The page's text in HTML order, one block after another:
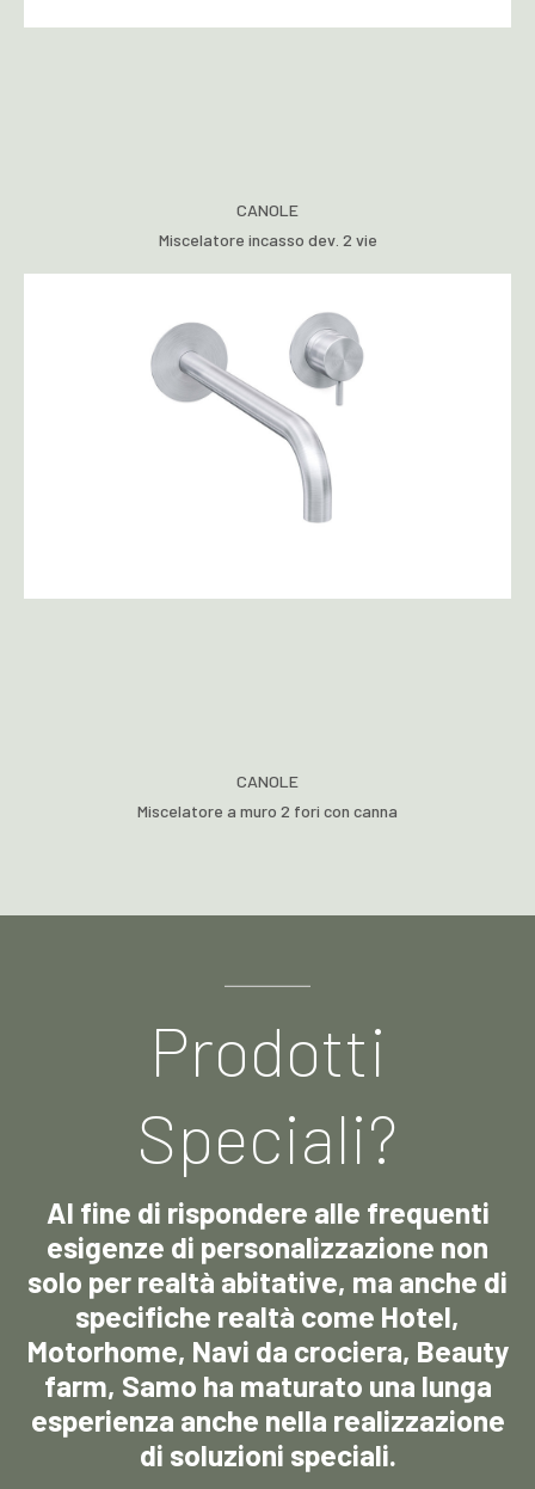
CANOLE
Miscelatore incasso dev. 2 vie
CANOLE
Miscelatore a muro 2 fori con canna
Prodotti
Speciali?
Al fine di rispondere alle frequenti
esigenze di personalizzazione non
solo per realtà abitative, ma anche di
specifiche realtà come Hotel,
Motorhome, Navi da crociera, Beauty
farm, Samo ha maturato una lunga
esperienza anche nella realizzazione
di soluzioni speciali.